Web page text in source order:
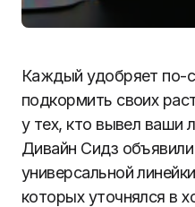
Каждый удобряет по-
подкормить своих
у тех, кто вывел ваши
Дивайн Сидз
универсальной
которых уточнялся в